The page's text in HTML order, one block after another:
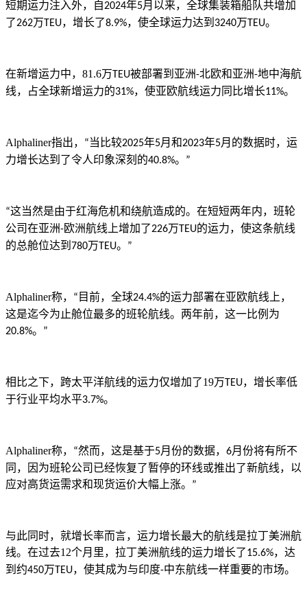
短期运力注入外，自2024年5月以来，全球集装箱船队共增加
了262万TEU，增长了8.9%，使全球运力达到 3240万TEU。
在新增运力中， 81.6万TEU被部署到亚洲-北欧和亚洲-地中海航
线，占全球新增运力的31%，使亚欧航线运力同比增长11%。
Alphaliner指出， “当比较2025年5月和2023年5月的数据时，运
力增长达到了令人印象深刻的40.8%。 ”
“这当然是由于红海危机和绕航造成的。在短短两年内，班轮
公司在亚洲-欧洲航线上增加了226万TEU的运力，使这条航线
的总舱位达到 780万TEU。 ”
Alphaliner称， “ 目前，全球24.4%的运力部署在亚欧航线上，
这是迄今为止舱位最多的班轮航线。两年前，这一比例为
20.8%。 ”
相比之下，跨太平洋航线的运力仅增加了19万TEU，增长率低
于行业平均水平3.7%。
Alphaliner称， “然而，这是基于5月份的数据， 6月份将有所不
同，因为班轮公司已经恢复了暂停的环线或推出了新航线，以
应对高货运需求和现货运价大幅上涨。 ”
与此同时，就增长率而言，运力增长最大的航线是拉丁美洲航
线。在过去12个月里，拉丁美洲航线的运力增长了15.6%，达
到约450万TEU，使其成为与印度-中东航线一样重要的市场。